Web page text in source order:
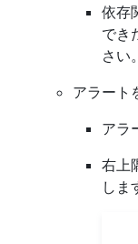
依存
でき
さい。
アラート
アラ
右上
しま